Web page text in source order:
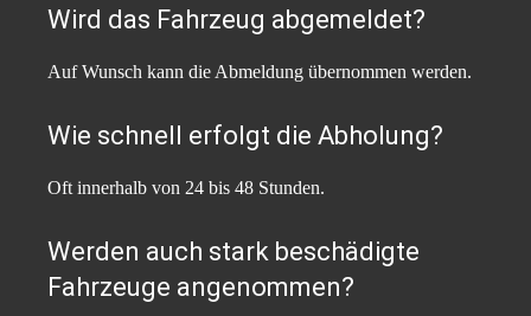
Wird das Fahrzeug abgemeldet?
Auf Wunsch kann die Abmeldung übernommen werden.
Wie schnell erfolgt die Abholung?
Oft innerhalb von 24 bis 48 Stunden.
Werden auch stark beschädigte
Fahrzeuge angenommen?